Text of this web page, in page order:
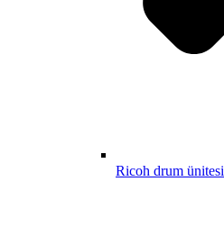
Ricoh drum ünitesi